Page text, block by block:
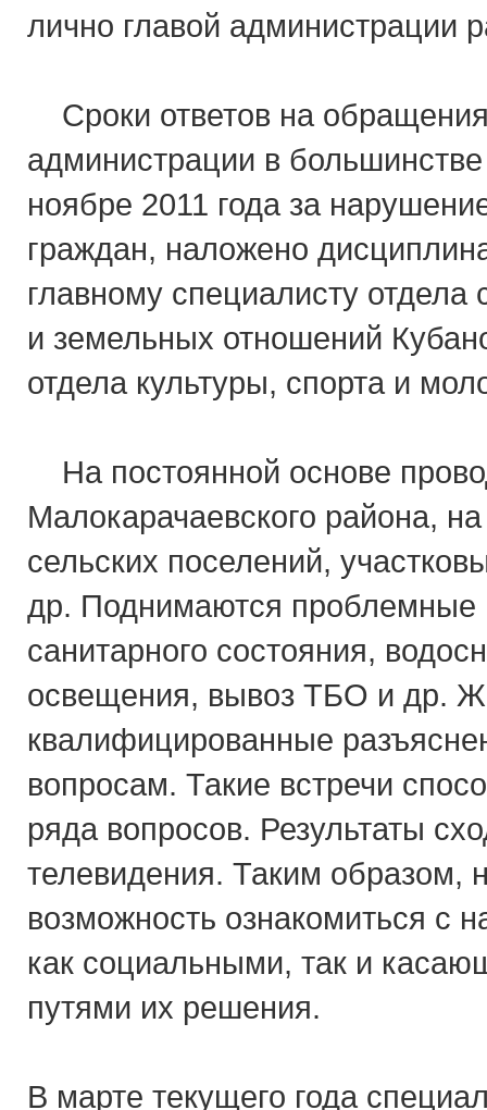
лично главой администрации
Сроки ответов на
администрации в
ноябре 2011 года за
граждан, наложено
главному специалисту
и земельных отношений
отдела культуры, спорта и
На постоянной основе
Малокарачаевского района,
сельских поселений,
др. Поднимаются проблемные
санитарного состояния,
освещения, вывоз ТБО и др.
квалифицированные
вопросам. Такие встречи
ряда вопросов. Результаты
телевидения. Таким образом,
возможность ознакомиться с
как социальными, так и
путями их решения.
В марте текущего года